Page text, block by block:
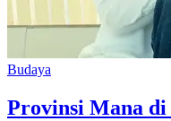
Budaya
Provinsi Mana di